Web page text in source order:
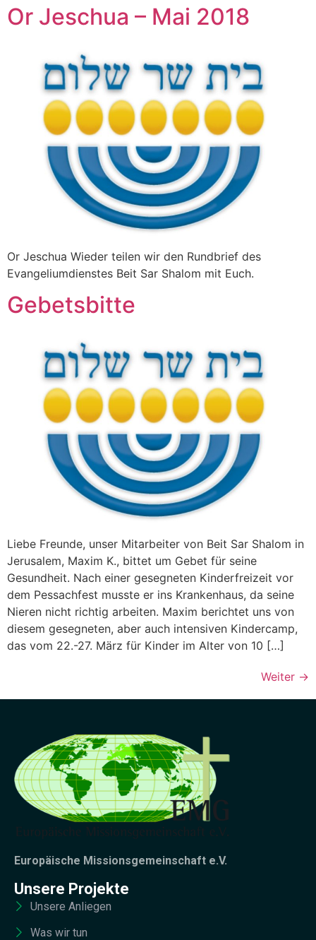
Or Jeschua – Mai 2018
Or Jeschua Wieder teilen wir den Rundbrief des
Evangeliumdienstes Beit Sar Shalom mit Euch.
Gebetsbitte
Liebe Freunde, unser Mitarbeiter von Beit Sar Shalom in
Jerusalem, Maxim K., bittet um Gebet für seine
Gesundheit. Nach einer gesegneten Kinderfreizeit vor
dem Pessachfest musste er ins Krankenhaus, da seine
Nieren nicht richtig arbeiten. Maxim berichtet uns von
diesem gesegneten, aber auch intensiven Kindercamp,
das vom 22.-27. März für Kinder im Alter von 10 […]
Weiter →
Europäische Missionsgemeinschaft e.V.
Unsere Projekte
Unsere Anliegen
Was wir tun